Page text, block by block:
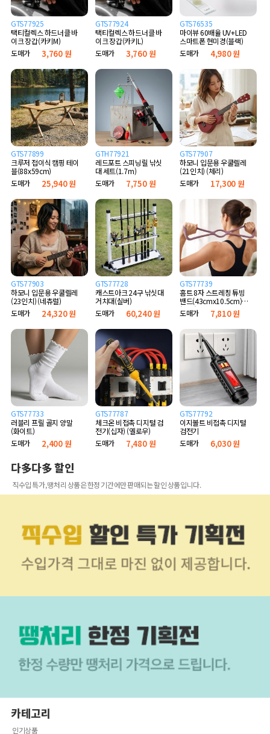
GTS77925
택티컬렉스 하드너클 바
이크 장갑(카키M)
도매가
3,760 원
GTS77924
택티컬렉스 하드너클 바
이크 장갑(카키L)
도매가
3,760 원
GTS76535
마이뷰 60배율 UV+LED
스마트폰 현미경(블랙)
도매가
4,980 원
GTS77899
크루저 접이식 캠핑 테이
블(88x59cm)
도매가
25,940 원
GTH77921
레드포트 스피닝릴 낚싯
대 세트(1.7m)
도매가
7,750 원
GTS77907
하모니 입문용 우쿨렐레
(21인치) (체리)
도매가
17,300 원
GTS77903
하모니 입문용 우쿨렐레
(23인치) (네츄럴)
도매가
24,320 원
GTS77728
캐스트아크 24구 낚싯대
거치대(실버)
도매가
60,240 원
GTS77739
홈트 8자 스트레칭 튜빙
밴드(43cmx10.5cm)
(퍼플)
도매가 7,810 원
GTS77733
러블리 프릴 골지 양말
(화이트)
도매가
2,400 원
GTS77787
체크온 비접촉 디지털 검
전기(십자) (옐로우)
도매가
7,480 원
GTS77792
이지볼트 비접촉 디지털
검전기
도매가
6,030 원
다多다多 할인
직수입 특가, 땡처리 상품은 한정 기간에만 판매되는 할인 상품입니다.
카테고리
인기상품